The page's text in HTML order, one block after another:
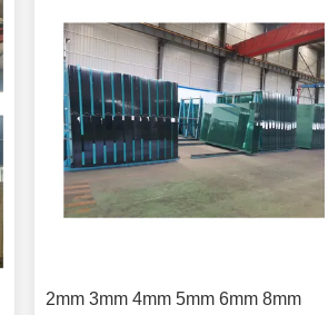
2mm 3mm 4mm 5mm 6mm 8mm